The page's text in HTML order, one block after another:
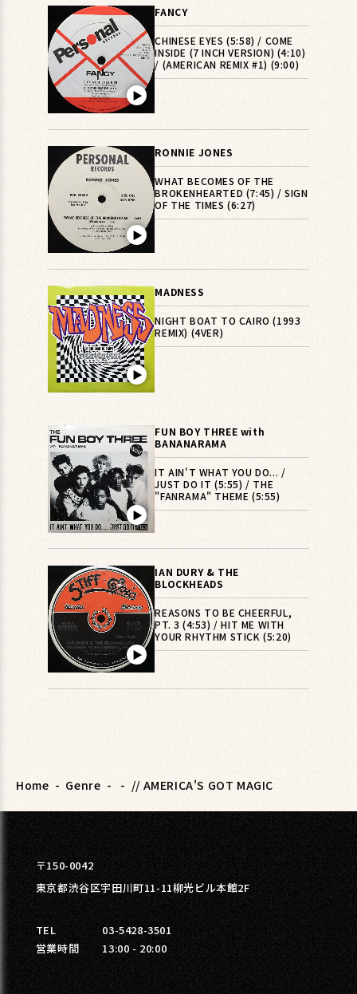
▶︎
FANCY
CHINESE EYES (5:58) / COME
INSIDE (7 INCH VERSION) (4:10)
/ (AMERICAN REMIX #1) (9:00)
▶︎
RONNIE JONES
WHAT BECOMES OF THE
BROKENHEARTED (7:45) / SIGN
OF THE TIMES (6:27)
▶︎
MADNESS
NIGHT BOAT TO CAIRO (1993
REMIX) (4VER)
▶︎
FUN BOY THREE with
BANANARAMA
IT AIN'T WHAT YOU DO... /
JUST DO IT (5:55) / THE
"FANRAMA" THEME (5:55)
▶︎
IAN DURY & THE
BLOCKHEADS
REASONS TO BE CHEERFUL,
PT. 3 (4:53) / HIT ME WITH
YOUR RHYTHM STICK (5:20)
Home - Genre - - // AMERICA'S GOT MAGIC
〒150-0042
東京都渋谷区宇田川町11-11柳光ビル本館2F
TEL
03-5428-3501
営業時間
13:00 - 20:00